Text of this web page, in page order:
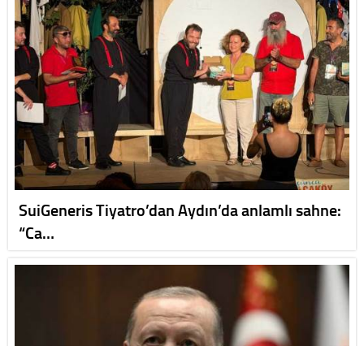
SuiGeneris Tiyatro’dan Aydın’da anlamlı sahne:
“Ca…